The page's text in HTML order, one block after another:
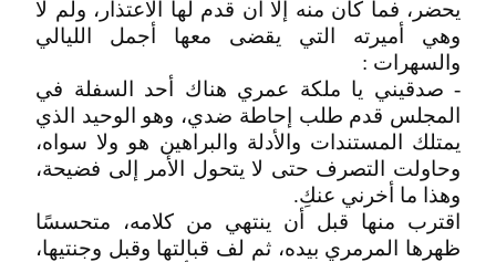
يحضر، فما كان منه إلا أن قدم لها الاعتذار، ولم لا
وهي أميرته التي يقضى معها أجمل الليالي
والسهرات :
- صدقيني يا ملكة عمري هناك أحد السفلة في
المجلس قدم طلب إحاطة ضدي، وهو الوحيد الذي
يمتلك المستندات والأدلة والبراهين هو ولا سواه،
وحاولت التصرف حتى لا يتحول الأمر إلى فضيحة،
وهذا ما أخرني عنكِ.
اقترب منها قبل أن ينتهي من كلامه، متحسسًا
ظهرها المرمري بيده، ثم لف قبالتها وقبل وجنتيها،